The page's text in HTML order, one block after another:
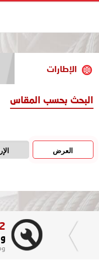
الإطارات
البحث بحسب المقاس
العرض